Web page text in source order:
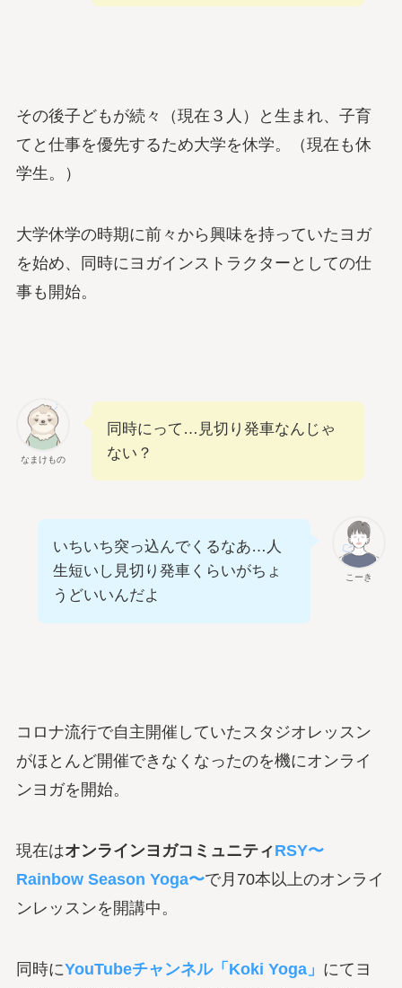
その後子どもが続々（現在３人）と生まれ、子育
てと仕事を優先するため大学を休学。（現在も休
学生。）
大学休学の時期に前々から興味を持っていたヨガ
を始め、同時にヨガインストラクターとしての仕
事も開始。
なまけもの
同時にって…見切り発車なんじゃ
ない？
こーき
いちいち突っ込んでくるなあ…人
生短いし見切り発車くらいがちょ
うどいいんだよ
コロナ流行で自主開催していたスタジオレッスン
がほとんど開催できなくなったのを機にオンライ
ンヨガを開始。
現在はオンラインヨガコミュニティRSY〜
Rainbow Season Yoga〜で月70本以上のオンライ
ンレッスンを開講中。
同時にYouTubeチャンネル「Koki Yoga」 にてヨ